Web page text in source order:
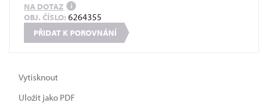
NA DOTAZ i
OBJ. ČÍSLO: 6264355
PŘIDAT K POROVNÁNÍ
Vytisknout
Uložit jako PDF